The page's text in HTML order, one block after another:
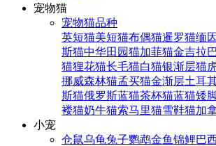
宠物猫
宠物猫品种
英短猫美短猫布偶猫暹罗猫缅
斯猫中华田园猫加菲猫金吉拉
猫狸花猫长毛猫白猫银渐层猫
挪威森林猫孟买猫金渐层土耳
斯猫俄罗斯蓝猫茶杯猫蓝猫矮
褛猫奶牛猫索马里猫雪鞋猫加
小宠
仓鼠乌龟兔子鹦鹉金鱼锦鲤巴